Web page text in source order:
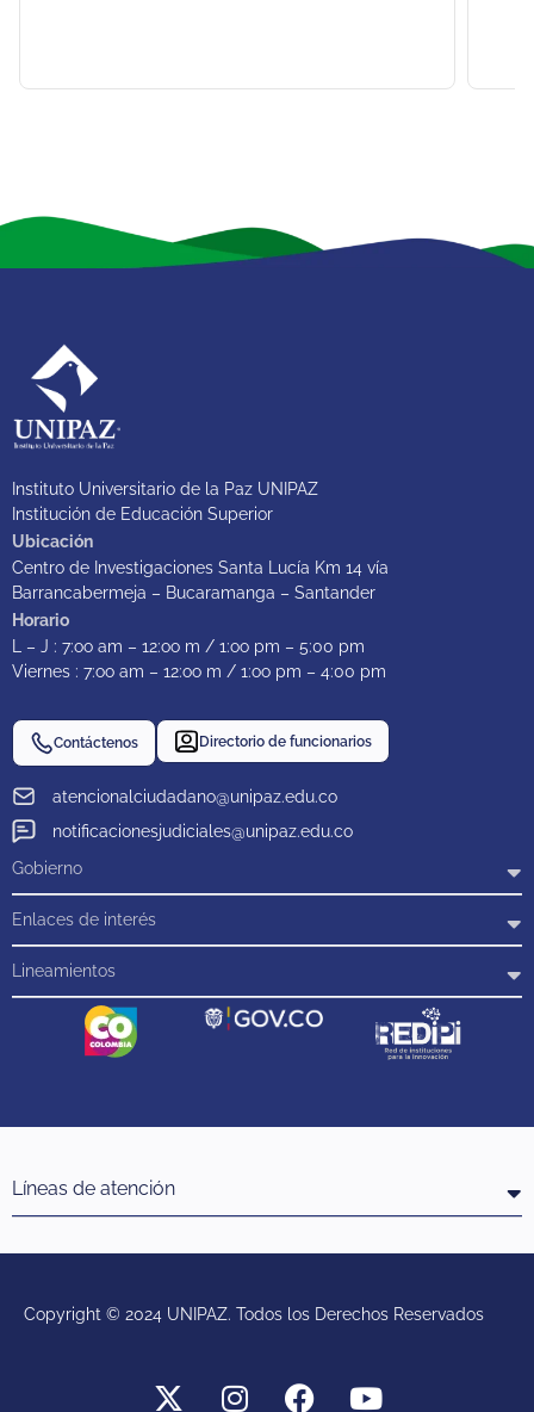
Instituto Universitario de la Paz UNIPAZ
Institución de Educación Superior
Ubicación
Centro de Investigaciones Santa Lucía Km 14 vía
Barrancabermeja – Bucaramanga – Santander
Horario
L – J : 7:oo am – 12:oo m / 1:oo pm – 5:00 pm
Viernes : 7:oo am – 12:oo m / 1:oo pm – 4:00 pm
atencionalciudadano@unipaz.edu.co
notificacionesjudiciales@unipaz.edu.co
Contáctenos Directorio de funcionarios
Gobierno
Enlaces de interés
Lineamientos
Líneas de atención
Copyright © 2024 UNIPAZ. Todos los Derechos Reservados